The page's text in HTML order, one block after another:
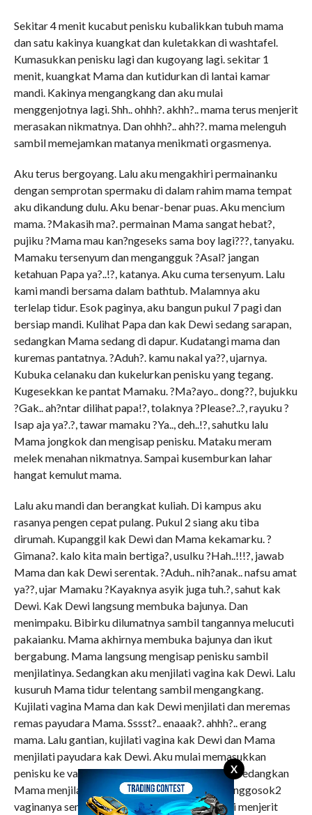
X
Sekitar 4 menit kucabut penisku kubalikkan tubuh mama
dan satu kakinya kuangkat dan kuletakkan di washtafel.
Kumasukkan penisku lagi dan kugoyang lagi. sekitar 1
menit, kuangkat Mama dan kutidurkan di lantai kamar
mandi. Kakinya mengangkang dan aku mulai
menggenjotnya lagi. Shh.. ohhh?. akhh?.. mama terus menjerit
merasakan nikmatnya. Dan ohhh?.. ahh??. mama melenguh
sambil memejamkan matanya menikmati orgasmenya.
Aku terus bergoyang. Lalu aku mengakhiri permainanku
dengan semprotan spermaku di dalam rahim mama tempat
aku dikandung dulu. Aku benar-benar puas. Aku mencium
mama. ?Makasih ma?. permainan Mama sangat hebat?,
pujiku ?Mama mau kan?ngeseks sama boy lagi???, tanyaku.
Mamaku tersenyum dan mengangguk ?Asal? jangan
ketahuan Papa ya?..!?, katanya. Aku cuma tersenyum. Lalu
kami mandi bersama dalam bathtub. Malamnya aku
terlelap tidur. Esok paginya, aku bangun pukul 7 pagi dan
bersiap mandi. Kulihat Papa dan kak Dewi sedang sarapan,
sedangkan Mama sedang di dapur. Kudatangi mama dan
kuremas pantatnya. ?Aduh?. kamu nakal ya??, ujarnya.
Kubuka celanaku dan kukelurkan penisku yang tegang.
Kugesekkan ke pantat Mamaku. ?Ma?ayo.. dong??, bujukku
?Gak.. ah?ntar dilihat papa!?, tolaknya ?Please?..?, rayuku ?
Isap aja ya?.?, tawar mamaku ?Ya.., deh..!?, sahutku lalu
Mama jongkok dan mengisap penisku. Mataku meram
melek menahan nikmatnya. Sampai kusemburkan lahar
hangat kemulut mama.
Lalu aku mandi dan berangkat kuliah. Di kampus aku
rasanya pengen cepat pulang. Pukul 2 siang aku tiba
dirumah. Kupanggil kak Dewi dan Mama kekamarku. ?
Gimana?. kalo kita main bertiga?, usulku ?Hah..!!!?, jawab
Mama dan kak Dewi serentak. ?Aduh.. nih?anak.. nafsu amat
ya??, ujar Mamaku ?Kayaknya asyik juga tuh.?, sahut kak
Dewi. Kak Dewi langsung membuka bajunya. Dan
menimpaku. Bibirku dilumatnya sambil tangannya melucuti
pakaianku. Mama akhirnya membuka bajunya dan ikut
bergabung. Mama langsung mengisap penisku sambil
menjilatinya. Sedangkan aku menjilati vagina kak Dewi. Lalu
kusuruh Mama tidur telentang sambil mengangkang.
Kujilati vagina Mama dan kak Dewi menjilati dan meremas
remas payudara Mama. Sssst?.. enaaak?. ahhh?.. erang
mama. Lalu gantian, kujilati vagina kak Dewi dan Mama
menjilati payudara kak Dewi. Aku mulai memasukkan
penisku ke vagina kak dewi dan memompanya. Sedangkan
Mama menjilati payudara kak Dewi sambil menggosok2
vaginanya sendiri. Aaahhh?ohhh.. oh?. kak Dewi menjerit